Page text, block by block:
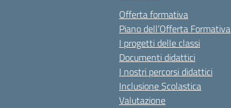
Offerta formativa
Piano dell’Offerta Formativa
I progetti delle classi
Documenti didattici
I nostri percorsi didattici
Inclusione Scolastica
Valutazione